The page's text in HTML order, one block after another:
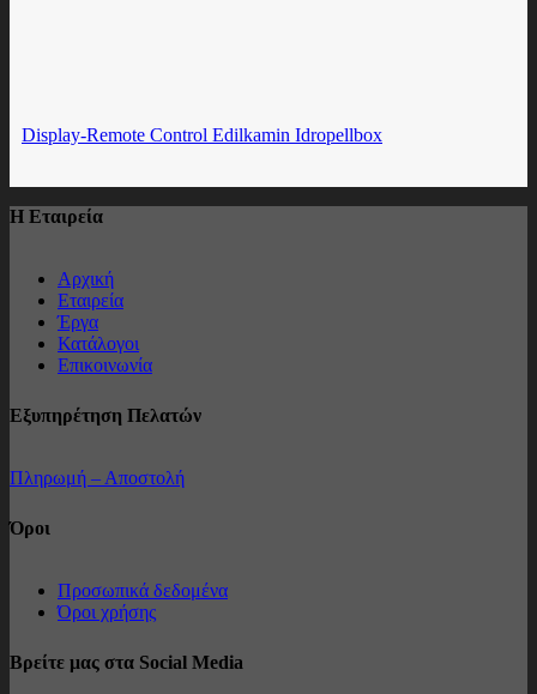
Display-Remote Control Edilkamin Idropellbox
Η Εταιρεία
Αρχική
Εταιρεία
Έργα
Κατάλογοι
Επικοινωνία
Εξυπηρέτηση Πελατών
Πληρωμή – Αποστολή
Όροι
Προσωπικά δεδομένα
Όροι χρήσης
Βρείτε μας στα Social Media